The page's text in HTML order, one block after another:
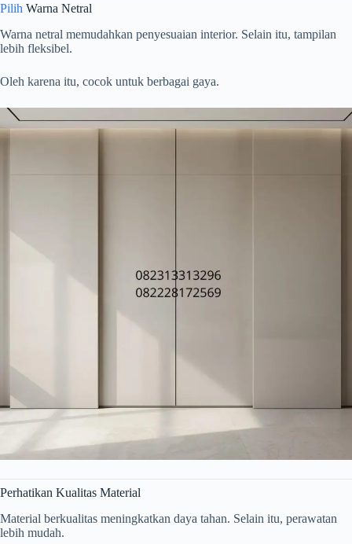
Pilih Warna Netral
Warna netral memudahkan penyesuaian interior. Selain itu, tampilan
lebih fleksibel.
Oleh karena itu, cocok untuk berbagai gaya.
Perhatikan Kualitas Material
Material berkualitas meningkatkan daya tahan. Selain itu, perawatan
lebih mudah.